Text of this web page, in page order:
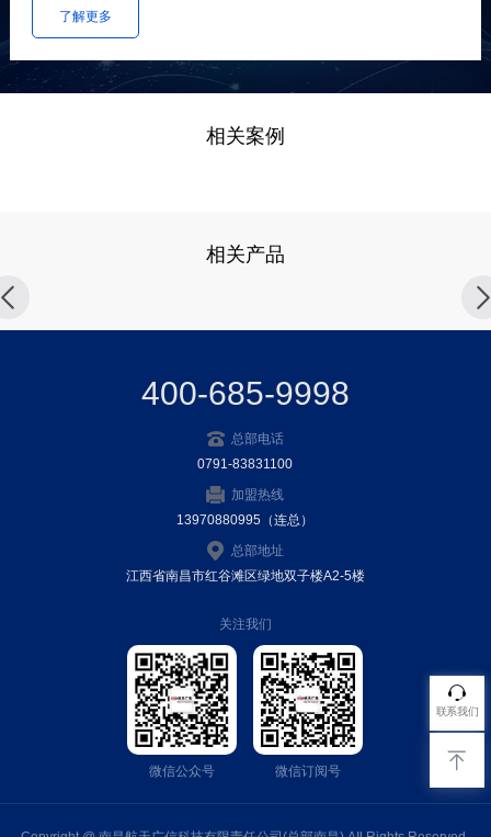
了解更多
相关案例
相关产品
400-685-9998
总部电话
0791-83831100
加盟热线
13970880995（连总）
总部地址
江西省南昌市红谷滩区绿地双子楼A2-5楼
关注我们
微信公众号 微信订阅号
联系我们